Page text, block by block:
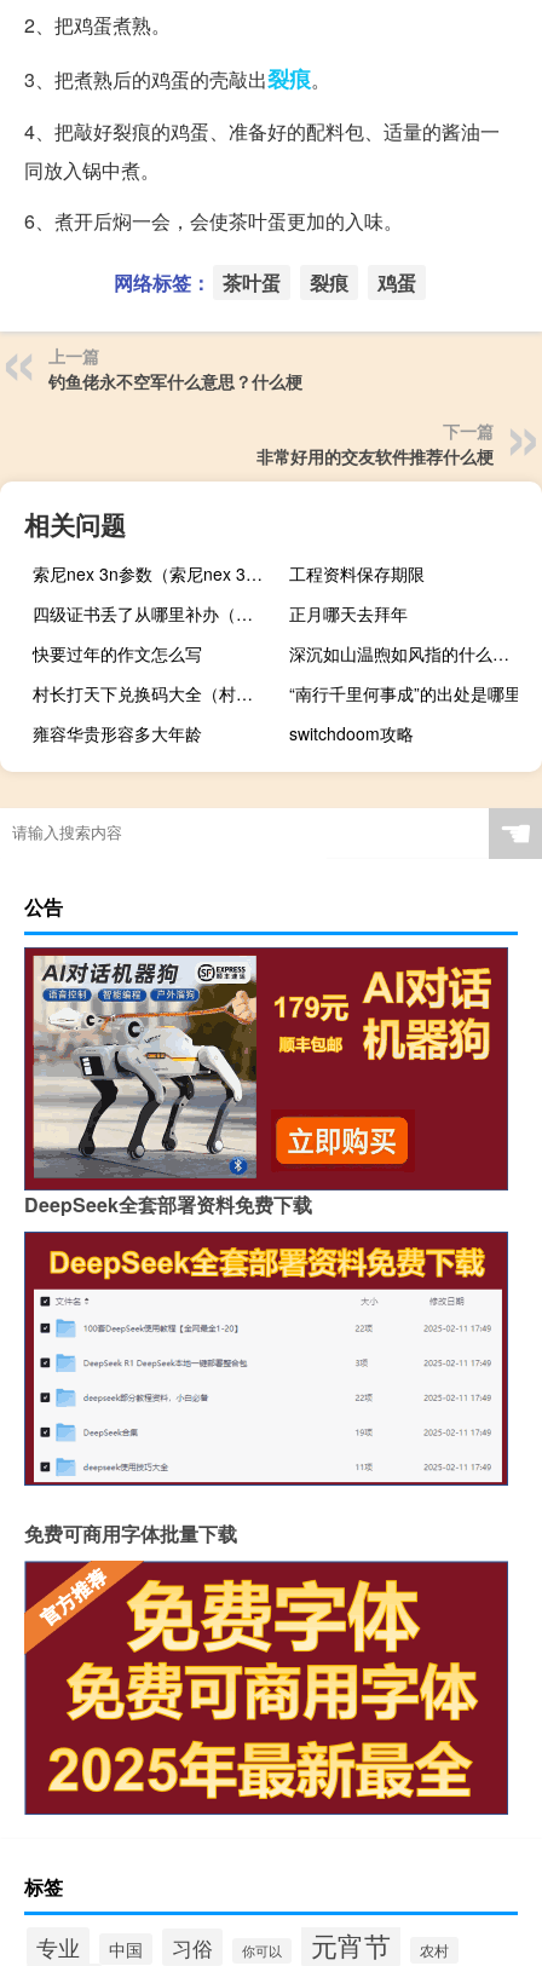
2、把鸡蛋煮熟。
3、把煮熟后的鸡蛋的壳敲出裂痕。
4、把敲好裂痕的鸡蛋、准备好的配料包、适量的酱油一
同放入锅中煮。
6、煮开后焖一会，会使茶叶蛋更加的入味。
网络标签： 茶叶蛋 裂痕 鸡蛋
上一篇
钓鱼佬永不空军什么意思？什么梗
下一篇
非常好用的交友软件推荐什么梗
相关问题
索尼nex 3n参数（索尼nex 3n）
工程资料保存期限
四级证书丢了从哪里补办（四级证书丢了怎么办）
正月哪天去拜年
快要过年的作文怎么写
深沉如山温煦如风指的什么意思
村长打天下兑换码大全（村长打天下兑换码）
“南行千里何事成”的出处是哪里
雍容华贵形容多大年龄
switchdoom攻略
☚
公告
DeepSeek全套部署资料免费下载
免费可商用字体批量下载
标签
专业 中国 习俗 你可以 元宵节 农村